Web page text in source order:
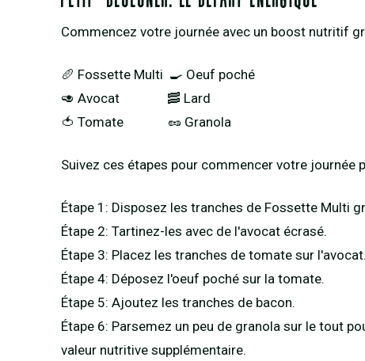
Commencez votre journée avec un boost nutritif
🥖 Fossette Multi 🍳 Oeuf poché
🥑 Avocat 🥓 Lard
🍅 Tomate 🥜 Granola
Suivez ces étapes pour commencer votre journée
Étape 1: Disposez les tranches de Fossette Multi
Étape 2: Tartinez-les avec de l'avocat écrasé.
Étape 3: Placez les tranches de tomate sur l'avocat.
Étape 4: Déposez l'oeuf poché sur la tomate.
Étape 5: Ajoutez les tranches de bacon.
Étape 6: Parsemez un peu de granola sur le tout
valeur nutritive supplémentaire.